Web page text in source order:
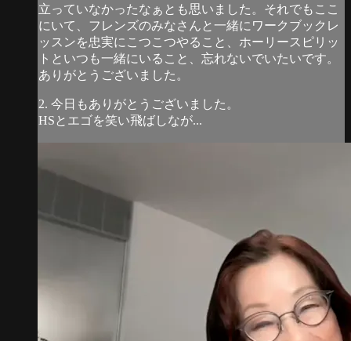
立っていなかったなぁとも思いました。それでもここ
にいて、フレンズのみなさんと一緒にワークブックレ
ッスンを忠実にこつこつやること、ホーリースピリッ
トといつも一緒にいること、忘れないでいたいです。
ありがとうございました。
2. 今日もありがとうございました。
HSとエゴを笑い飛ばしなが...